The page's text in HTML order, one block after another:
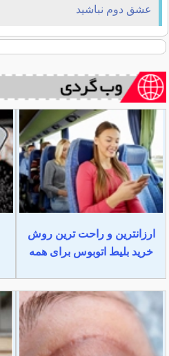
عشق دوم نباشید
ارزانترین و راحت ترین روش
خرید بلیط اتوبوس برای همه